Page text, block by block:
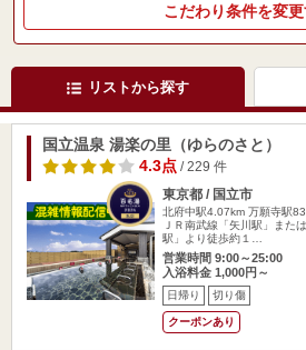
こだわり条件を変
リストから探す
国立温泉 湯楽の里（ゆらのさと）
4.3点/ 229 件
東京都 / 国立市
北府中駅4.07km 万願寺駅
ＪＲ南武線「矢川駅」また
駅」より徒歩約１…
営業時間 9:00～25:00
入浴料金 1,000円～
日帰り 切り傷
クーポンあり